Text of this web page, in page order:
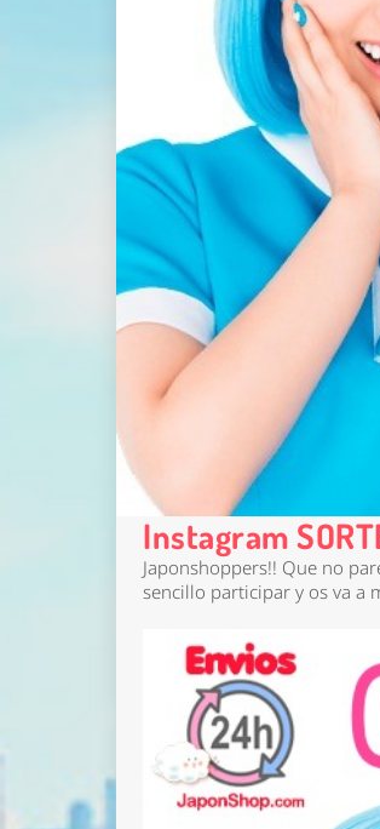
Instagram
Japonshoppers!! Que no
sencillo participar y os va a